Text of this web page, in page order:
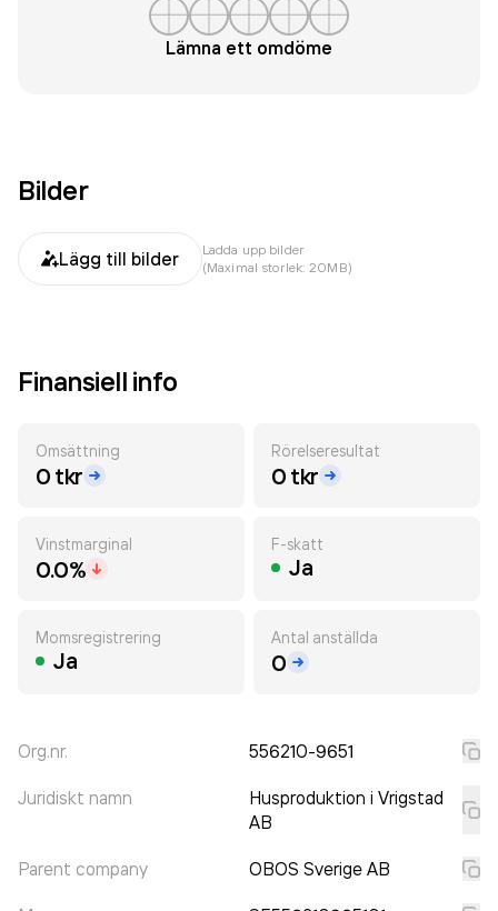
Lämna ett omdöme
Bilder
Lägg till bilder
Ladda upp bilder
(Maximal storlek: 20MB)
Finansiell info
Omsättning
0 tkr
Rörelseresultat
0 tkr
Vinstmarginal
0.0%
F-skatt
Ja
Momsregistrering
Ja
Antal anställda
0
Org.nr. 556210-9651
Juridiskt namn
Husproduktion i Vrigstad
AB
Parent company OBOS Sverige AB